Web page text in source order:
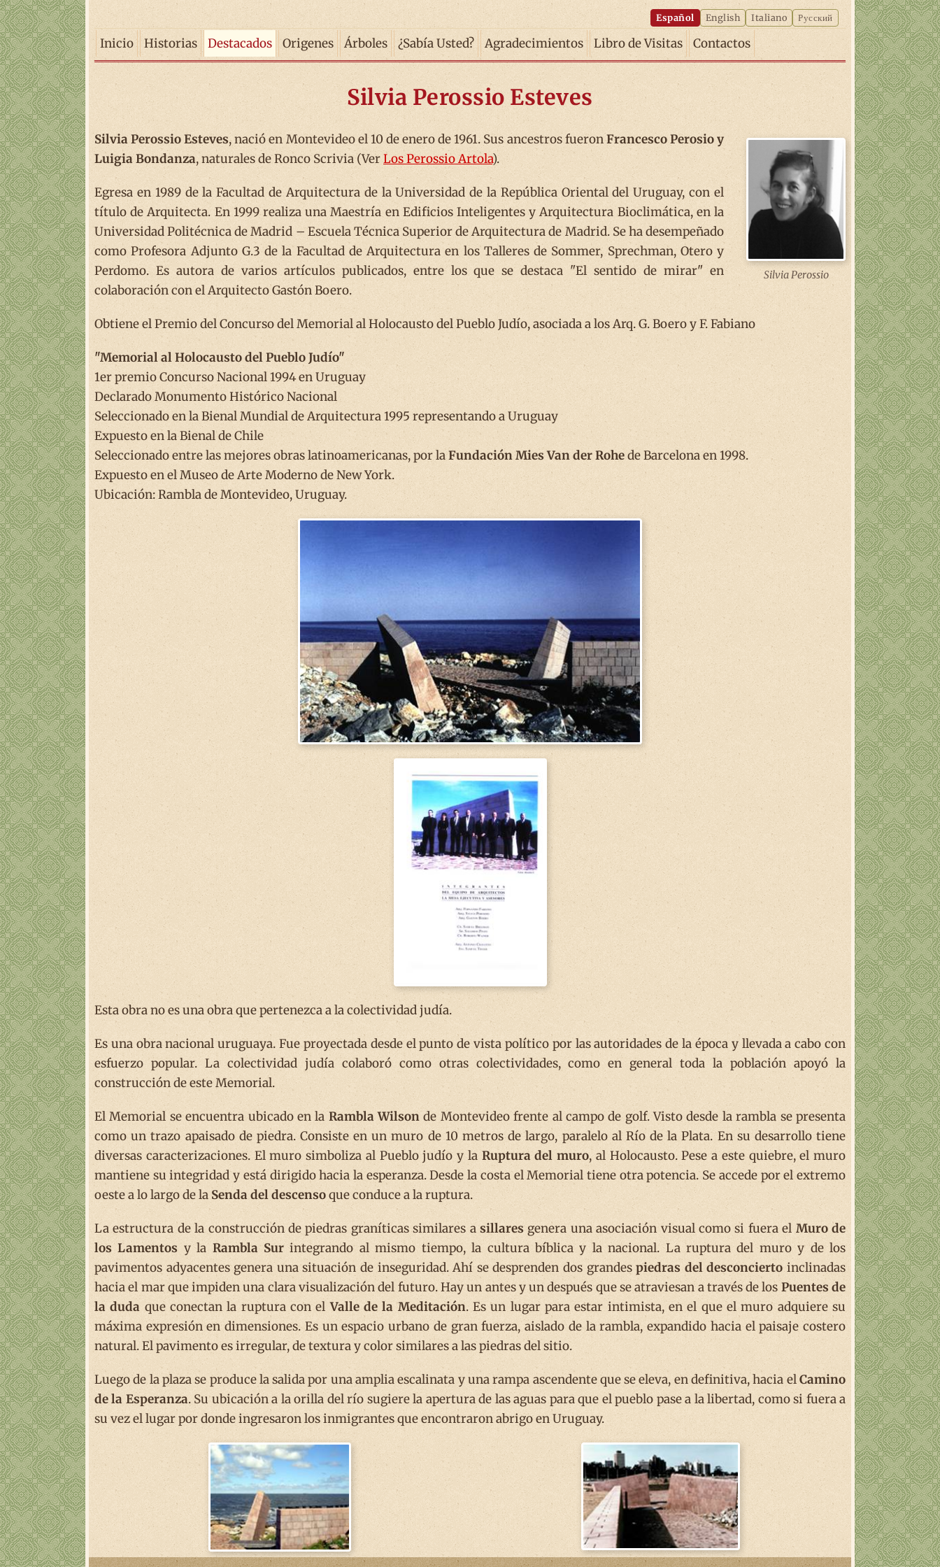
Español English Italiano Русский
Inicio Historias Destacados Origenes Árboles ¿Sabía Usted? Agradecimientos Libro de Visitas Contactos
Silvia Perossio Esteves
Silvia Perossio
Silvia Perossio Esteves, nació en Montevideo el 10 de enero de 1961. Sus ancestros fueronFrancesco Perosio y
Luigia Bondanza, naturales de Ronco Scrivia (VerLos Perossio Artola).
Egresa en 1989 de la Facultad de Arquitectura de la Universidad de la República Oriental del Uruguay, con el
título de Arquitecta. En 1999 realiza una Maestría en Edificios Inteligentes y Arquitectura Bioclimática, en la
Universidad Politécnica de Madrid – Escuela Técnica Superior de Arquitectura de Madrid. Se ha desempeñado
como Profesora Adjunto G.3 de la Facultad de Arquitectura en los Talleres de Sommer, Sprechman, Otero y
Perdomo. Es autora de varios artículos publicados, entre los que se destaca "El sentido de mirar" en
colaboración con el Arquitecto Gastón Boero.
Obtiene el Premio del Concurso del Memorial al Holocausto del Pueblo Judío, asociada a los Arq. G. Boero y F. Fabiano
"Memorial al Holocausto del Pueblo Judío"
1er premio Concurso Nacional 1994 en Uruguay
Declarado Monumento Histórico Nacional
Seleccionado en la Bienal Mundial de Arquitectura 1995 representando a Uruguay
Expuesto en la Bienal de Chile
Seleccionado entre las mejores obras latinoamericanas, por laFundación Mies Van der Rohede Barcelona en 1998.
Expuesto en el Museo de Arte Moderno de New York.
Ubicación: Rambla de Montevideo, Uruguay.
Esta obra no es una obra que pertenezca a la colectividad judía.
Es una obra nacional uruguaya. Fue proyectada desde el punto de vista político por las autoridades de la época y llevada a cabo con
esfuerzo popular. La colectividad judía colaboró como otras colectividades, como en general toda la población apoyó la
construcción de este Memorial.
El Memorial se encuentra ubicado en laRambla Wilsonde Montevideo frente al campo de golf. Visto desde la rambla se presenta
como un trazo apaisado de piedra. Consiste en un muro de 10 metros de largo, paralelo al Río de la Plata. En su desarrollo tiene
diversas caracterizaciones. El muro simboliza al Pueblo judío y la Ruptura del muro, al Holocausto. Pese a este quiebre, el muro
mantiene su integridad y está dirigido hacia la esperanza. Desde la costa el Memorial tiene otra potencia. Se accede por el extremo
oeste a lo largo de la Senda del descensoque conduce a la ruptura.
La estructura de la construcción de piedras graníticas similares a sillaresgenera una asociación visual como si fuera el Muro de
los Lamentos y la Rambla Surintegrando al mismo tiempo, la cultura bíblica y la nacional. La ruptura del muro y de los
pavimentos adyacentes genera una situación de inseguridad. Ahí se desprenden dos grandespiedras del desconciertoinclinadas
hacia el mar que impiden una clara visualización del futuro. Hay un antes y un después que se atraviesan a través de los Puentes de
la duda que conectan la ruptura con elValle de la Meditación. Es un lugar para estar intimista, en el que el muro adquiere su
máxima expresión en dimensiones. Es un espacio urbano de gran fuerza, aislado de la rambla, expandido hacia el paisaje costero
natural. El pavimento es irregular, de textura y color similares a las piedras del sitio.
Luego de la plaza se produce la salida por una amplia escalinata y una rampa ascendente que se eleva, en definitiva, hacia elCamino
de la Esperanza. Su ubicación a la orilla del río sugiere la apertura de las aguas para que el pueblo pase a la libertad, como si fuera a
su vez el lugar por donde ingresaron los inmigrantes que encontraron abrigo en Uruguay.